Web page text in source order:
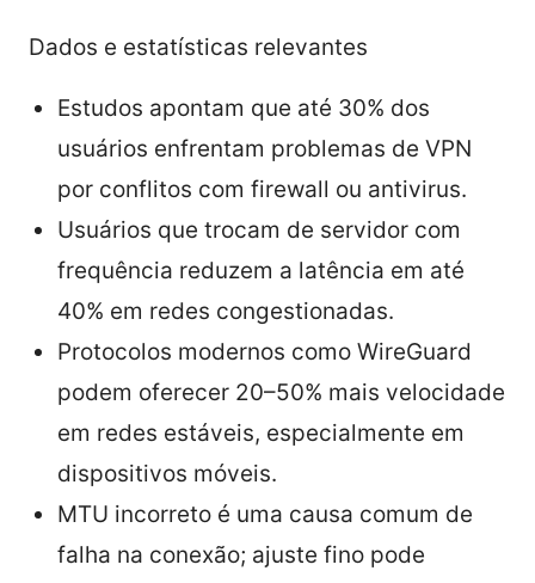
Dados e estatísticas relevantes
Estudos apontam que até 30% dos
usuários enfrentam problemas de VPN
por conflitos com firewall ou antivirus.
Usuários que trocam de servidor com
frequência reduzem a latência em até
40% em redes congestionadas.
Protocolos modernos como WireGuard
podem oferecer 20–50% mais velocidade
em redes estáveis, especialmente em
dispositivos móveis.
MTU incorreto é uma causa comum de
falha na conexão; ajuste fino pode